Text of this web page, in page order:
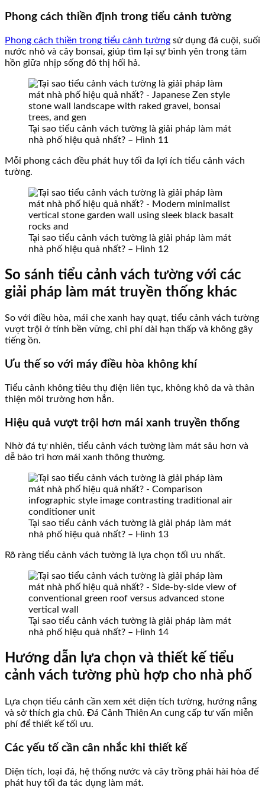
Phong cách thiền định trong tiểu cảnh tường
Phong cách thiền trong tiểu cảnh tường sử dụng đá cuội, suối
nước nhỏ và cây bonsai, giúp tìm lại sự bình yên trong tâm
hồn giữa nhịp sống đô thị hối hả.
Tại sao tiểu cảnh vách tường là giải pháp làm mát
nhà phố hiệu quả nhất? – Hình 11
Mỗi phong cách đều phát huy tối đa lợi ích tiểu cảnh vách
tường.
Tại sao tiểu cảnh vách tường là giải pháp làm mát
nhà phố hiệu quả nhất? – Hình 12
So sánh tiểu cảnh vách tường với các
giải pháp làm mát truyền thống khác
So với điều hòa, mái che xanh hay quạt, tiểu cảnh vách tường
vượt trội ở tính bền vững, chi phí dài hạn thấp và không gây
tiếng ồn.
Ưu thế so với máy điều hòa không khí
Tiểu cảnh không tiêu thụ điện liên tục, không khô da và thân
thiện môi trường hơn hẳn.
Hiệu quả vượt trội hơn mái xanh truyền thống
Nhờ đá tự nhiên, tiểu cảnh vách tường làm mát sâu hơn và
dễ bảo trì hơn mái xanh thông thường.
Tại sao tiểu cảnh vách tường là giải pháp làm mát
nhà phố hiệu quả nhất? – Hình 13
Rõ ràng tiểu cảnh vách tường là lựa chọn tối ưu nhất.
Tại sao tiểu cảnh vách tường là giải pháp làm mát
nhà phố hiệu quả nhất? – Hình 14
Hướng dẫn lựa chọn và thiết kế tiểu
cảnh vách tường phù hợp cho nhà phố
Lựa chọn tiểu cảnh cần xem xét diện tích tường, hướng nắng
và sở thích gia chủ. Đá Cảnh Thiên An cung cấp tư vấn miễn
phí để thiết kế tối ưu.
Các yếu tố cần cân nhắc khi thiết kế
Diện tích, loại đá, hệ thống nước và cây trồng phải hài hòa để
phát huy tối đa tác dụng làm mát.